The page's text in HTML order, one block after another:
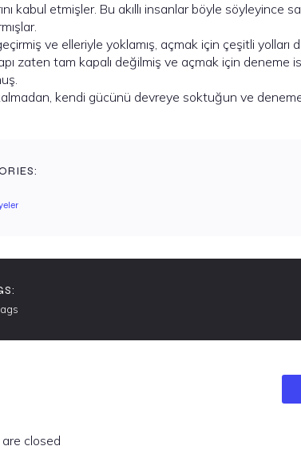
kabul etmişler. Bu akıllı insanlar böyle söyleyince
ve elleriyle yoklamış, açmak için çeşitli yolları
zaten tam kapalı değilmiş ve açmak için deneme
kendi gücünü devreye soktuğun ve
closed